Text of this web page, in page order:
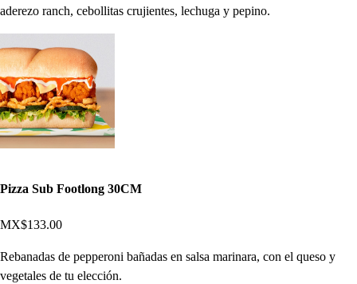
aderezo ranch, cebollitas crujientes, lechuga y pepino.
Pizza Sub Footlong 30CM
MX$133.00
Rebanadas de pepperoni bañadas en salsa marinara, con el queso y
vegetales de tu elección.